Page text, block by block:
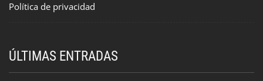
Política de privacidad
ÚLTIMAS ENTRADAS